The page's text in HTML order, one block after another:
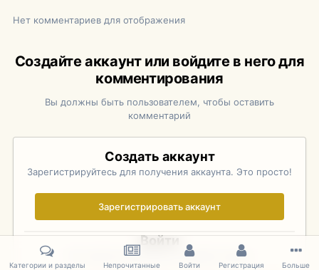
Нет комментариев для отображения
Создайте аккаунт или войдите в него для
комментирования
Вы должны быть пользователем, чтобы оставить
комментарий
Создать аккаунт
Зарегистрируйтесь для получения аккаунта. Это просто!
Зарегистрировать аккаунт
Войти
Уже зарегистрированы? Войдите здесь.
Категории и разделы Непрочитанные Войти Регистрация Больше